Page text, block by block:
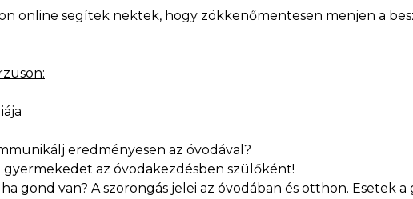
online segítek nektek, hogy zökkenőmentesen menjen a
eredményesen az óvodával?
az óvodakezdésben szülőként!
gond van? A szorongás jelei az óvodában és otthon. Esetek